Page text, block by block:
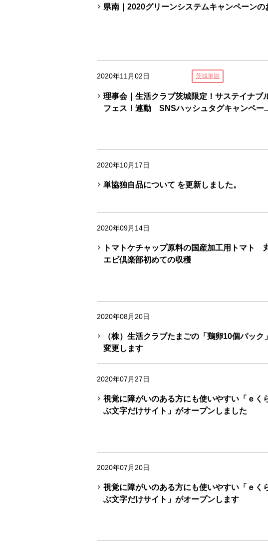
県南｜2020グリーンシステムキャンペーンの
2020年11月02日 茨城単協
理事会｜生活クラブ茨城限定！サステイナブ
フェス！連動 SNSハッシュタグキャンペー
2020年10月17日
単協独自品について を更新しました。
2020年09月14日
トマトケチャップ原料の国産加工用トマト
エビ倶楽部初めての収穫
2020年08月20日
（株）生活クラブたまごの「鶏卵10個パック
変更します
2020年07月27日
視覚に障がいのある方にも使いやすい「ｅく
ぶ文字だけサイト」がオープンしました
2020年07月20日
視覚に障がいのある方にも使いやすい「ｅく
ぶ文字だけサイト」がオープンします